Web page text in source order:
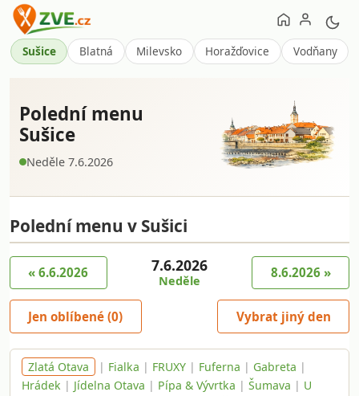
Sušice Blatná Milevsko Horažďovice Vodňany
Polední menu
Sušice
Neděle 7.6.2026
Polední menu v Sušici
« 6.6.2026 7.6.2026
Neděle
8.6.2026 »
Jen oblíbené (0) Vybrat jiný den
Zlatá Otava | Fialka | FRUXY | Fuferna | Gabreta |
Hrádek | Jídelna Otava | Pípa & Vývrtka | Šumava | U